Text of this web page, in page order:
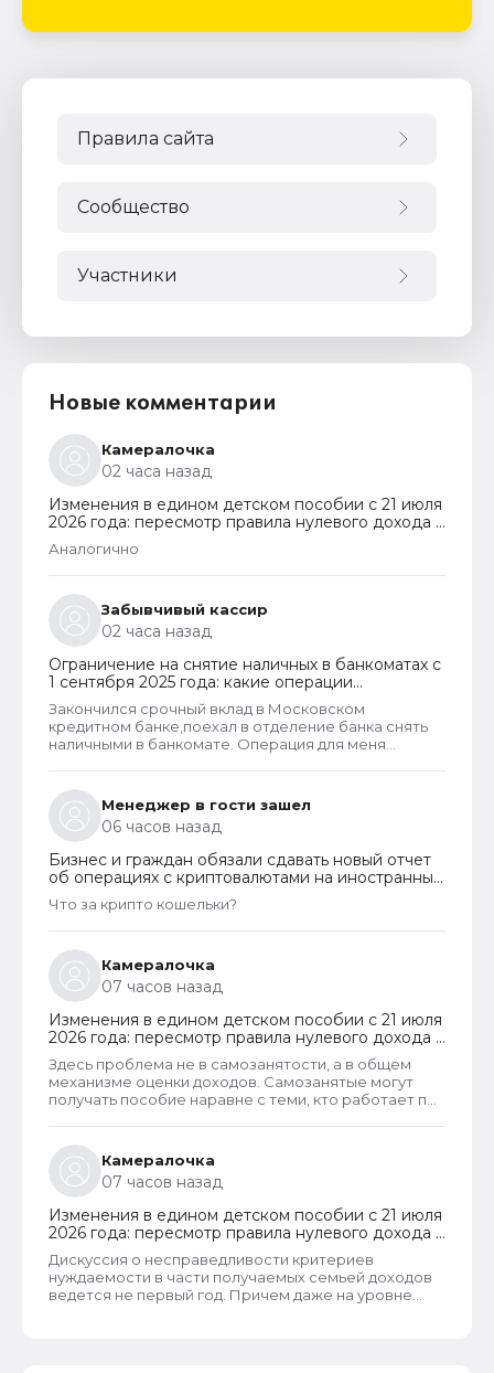
Правила сайта
Сообщество
Участники
Новые комментарии
Камералочка
02 часа назад
Изменения в едином детском пособии с 21 июля
2026 года: пересмотр правила нулевого дохода и
новый порядок оформления пособий по месту
пребывания
Аналогично
Забывчивый кассир
02 часа назад
Ограничение на снятие наличных в банкоматах с
1 сентября 2025 года: какие операции
заблокируют и как отменить запрет
Закончился срочный вклад в Московском
кредитном банке,поехал в отделение банка снять
наличными в банкомате. Операция для меня
ликвидировали.
Менеджер в гости зашел
06 часов назад
Бизнес и граждан обязали сдавать новый отчет
об операциях с криптовалютами на иностранных
платформах
Что за крипто кошельки?
Камералочка
07 часов назад
Изменения в едином детском пособии с 21 июля
2026 года: пересмотр правила нулевого дохода и
новый порядок оформления пособий по месту
пребывания
Здесь проблема не в самозанятости, а в общем
механизме оценки доходов. Самозанятые могут
получать пособие наравне с теми, кто работает по
критерию нуждаемости. Согласно данному
критерию, их среднедушевой доход не должен
превышать прожиточный минимум на каждого
члена семьи. И если доход заявителя хотя бы на 1
рубль превысит установленный предел, то в
пособии отказывают, что конечно же
несправедливо.
Камералочка
07 часов назад
Изменения в едином детском пособии с 21 июля
2026 года: пересмотр правила нулевого дохода и
новый порядок оформления пособий по месту
пребывания
Дискуссия о несправедливости критериев
нуждаемости в части получаемых семьей доходов
ведется не первый год. Причем даже на уровне